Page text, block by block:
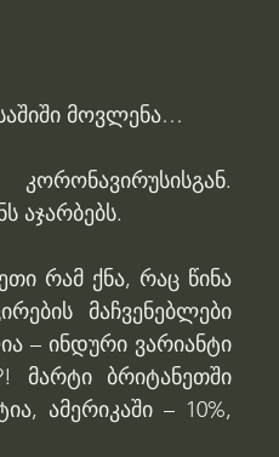
მოვლენა…
აჯარბებს.
რამ ქნა, რაც წინა
მაჩვენებლები
– ინდური ვარიანტი
მარტი ბრიტანეთში
ამერიკაში – 10%,